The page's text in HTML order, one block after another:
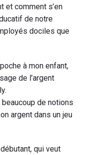
et comment s’en
de notre
dociles que
à mon enfant,
de l’argent
de notions
argent dans un jeu
qui veut